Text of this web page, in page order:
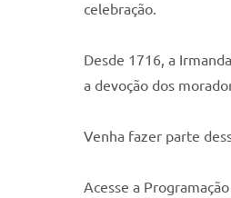
celebração.
Desde 1716, a
a devoção dos
Venha fazer parte
Acesse a